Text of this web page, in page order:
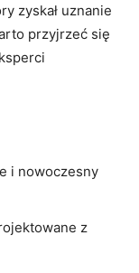
zyskał uznanie
przyjrzeć się
i nowoczesny
z